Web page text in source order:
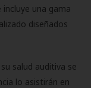
una gama
diseñados
salud auditiva se
lo asistirán en